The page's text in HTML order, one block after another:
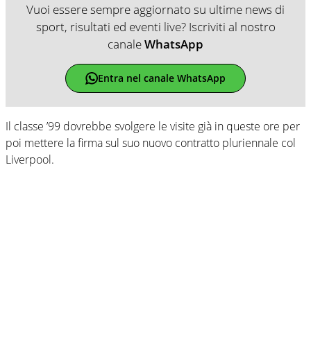
Vuoi essere sempre aggiornato su ultime news di
sport, risultati ed eventi live? Iscriviti al nostro
canaleWhatsApp
Entra nel canale WhatsApp
Il classe ’99 dovrebbe svolgere le visite già in queste ore per
poi mettere la firma sul suo nuovo contratto pluriennale col
Liverpool.